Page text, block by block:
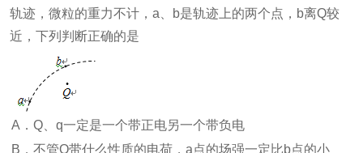
轨迹，微粒的重力不计，a、b是轨迹上的两个点，b离Q较
近，下列判断正确的是
A．Q、q一定是一个带正电另一个带负电
B．不管Q带什么性质的电荷，a点的场强一定比b点的小